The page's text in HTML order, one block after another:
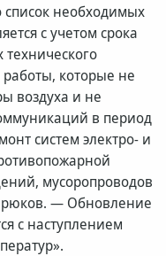
список необходимых
с учетом срока
которые не
воздуха и не
в период
систем электро- и
мусоропроводов
— Обновление
с наступлением